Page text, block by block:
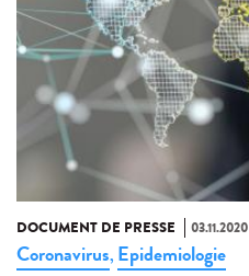
DOCUMENT DE PRESSE 03.11.2020
Coronavirus, Epidemiologie